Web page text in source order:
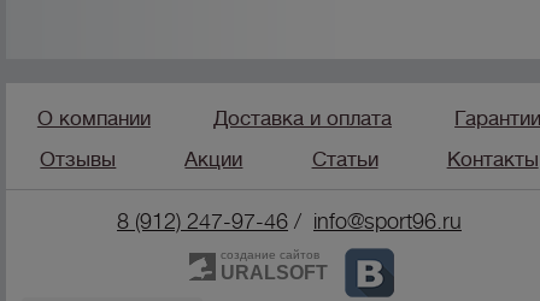
О компании Доставка и оплата
Отзывы
Акции Статьи Контакты
8 (912) 247-97-46 / info@sport96.ru
создание сайтов
URALSOFT